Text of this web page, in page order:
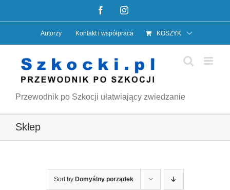
do
FacebookInstagram
Autorzy Kontakt i współpraca KOSZYK
Przewodnik po Szkocji ułatwiający zwiedzanie
Sklep
Sort by Domyślny porządek